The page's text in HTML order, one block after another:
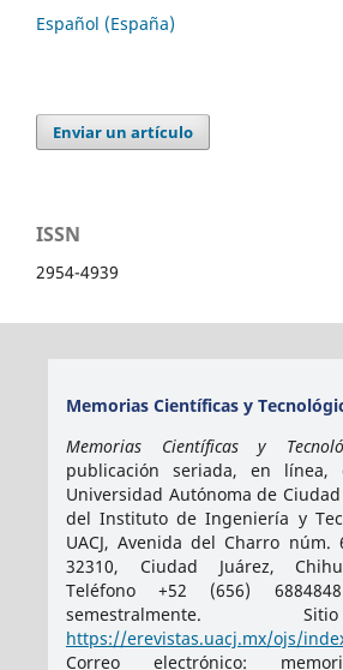
Español (España)
Enviar un artículo
ISSN
2954-4939
Memorias Científicas y
Memorias Científicas y
publicación seriada, en
Universidad Autónoma de
del Instituto de Ingeniería y
UACJ, Avenida del Charro núm.
32310, Ciudad Juárez,
Teléfono +52 (656)
semestralmente.
https://erevistas.uacj.mx/ojs/
Correo electrónico: